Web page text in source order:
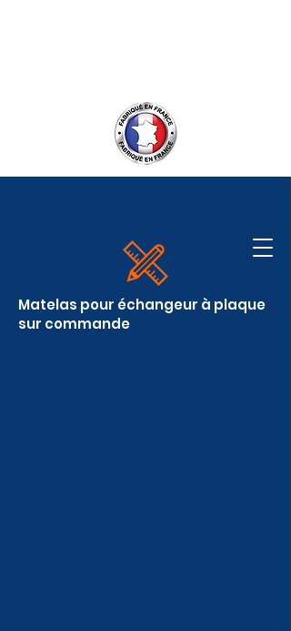
Matelas pour échangeur à plaque
sur commande